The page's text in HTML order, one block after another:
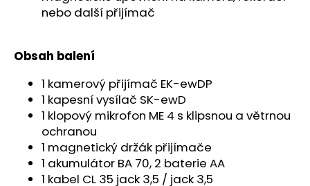
nebo další přijímač
Obsah balení
1 kamerový přijímač EK-ewDP
1 kapesní vysílač SK-ewD
1 klopový mikrofon ME 4 s klipsnou a větrnou
ochranou
1 magnetický držák přijímače
1 akumulátor BA 70, 2 baterie AA
1 kabel CL 35 jack 3,5 / jack 3,5